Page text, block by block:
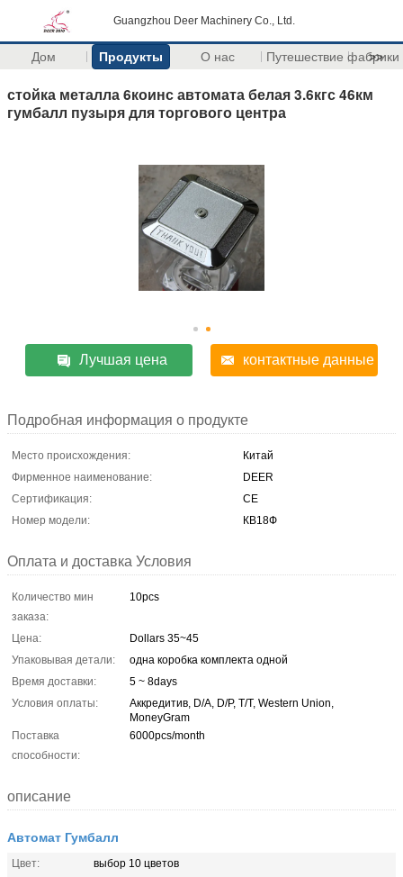
Guangzhou Deer Machinery Co., Ltd.
Дом Продукты О нас Путешествие фабрики
>>
стойка металла 6коинс автомата белая 3.6кгс 46км
гумбалл пузыря для торгового центра
Лучшая цена контактные данные
Подробная информация о продукте
Место происхождения:
Китай
Фирменное наименование:
DEER
Сертификация:
CE
Номер модели:
КВ18Ф
Оплата и доставка Условия
Количество мин
заказа:
10pcs
Цена:
Dollars 35~45
Упаковывая детали:
одна коробка комплекта одной
Время доставки:
5 ~ 8days
Условия оплаты:
Аккредитив, D/A, D/P, T/T, Western Union,
MoneyGram
Поставка
способности:
6000pcs/month
описание
Автомат Гумбалл
Цвет:
выбор 10 цветов